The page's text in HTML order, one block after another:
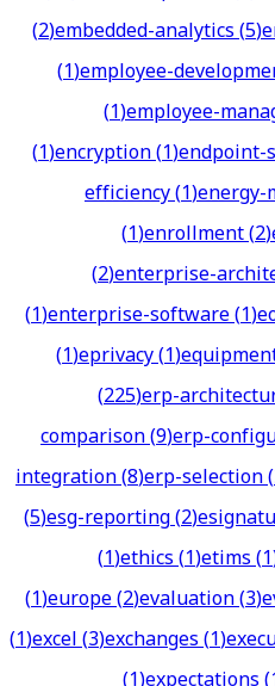
(2)embedded-analytics(5)
(1)employee-
(1)employee-
(1)encryption(1)endpoint-
efficiency(1)energy-
(1)enrollment(2)
(2)enterprise-
(1)enterprise-software(1)
(1)eprivacy(1)
(225)erp-
comparison(9)erp-
integration(8)erp-selection(
(5)esg-reporting(2)
(1)ethics(1)etims(1
(1)europe(2)evaluation(3)
(1)excel(3)exchanges(1)